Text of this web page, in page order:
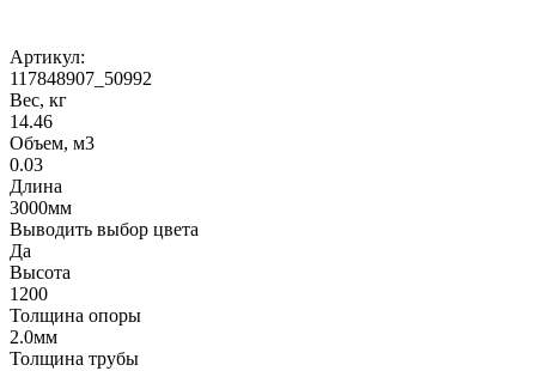
Артикул:
117848907_50992
Вес, кг
14.46
Объем, м3
0.03
Длина
3000мм
Выводить выбор цвета
Да
Высота
1200
Толщина опоры
2.0мм
Толщина трубы